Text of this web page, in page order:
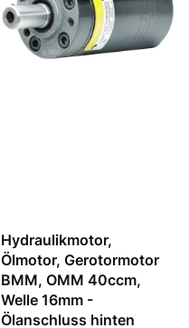
Hydraulikmotor,
Ölmotor, Gerotormotor
BMM, OMM 40ccm,
Welle 16mm -
Ölanschluss hinten